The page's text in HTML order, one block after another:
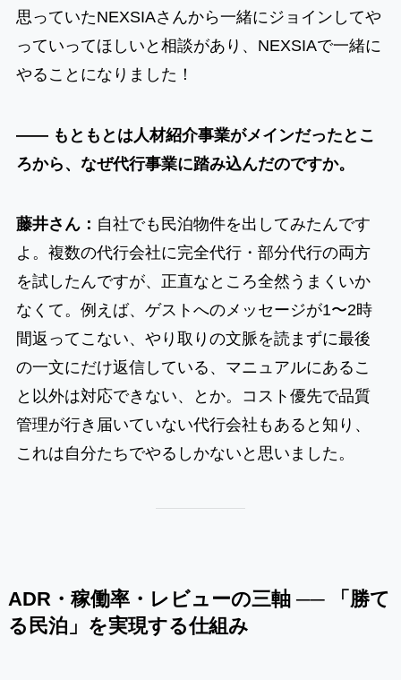
思っていたNEXSIAさんから一緒にジョインしてや
っていってほしいと相談があり、NEXSIAで一緒に
やることになりました！
―― もともとは人材紹介事業がメインだったとこ
ろから、なぜ代行事業に踏み込んだのですか。
藤井さん： 自社でも民泊物件を出してみたんです
よ。複数の代行会社に完全代行・部分代行の両方
を試したんですが、正直なところ全然うまくいか
なくて。例えば、ゲストへのメッセージが1〜2時
間返ってこない、やり取りの文脈を読まずに最後
の一文にだけ返信している、マニュアルにあるこ
と以外は対応できない、とか。コスト優先で品質
管理が行き届いていない代行会社もあると知り、
これは自分たちでやるしかないと思いました。
ADR・稼働率・レビューの三軸 ── 「勝て
る民泊」を実現する仕組み